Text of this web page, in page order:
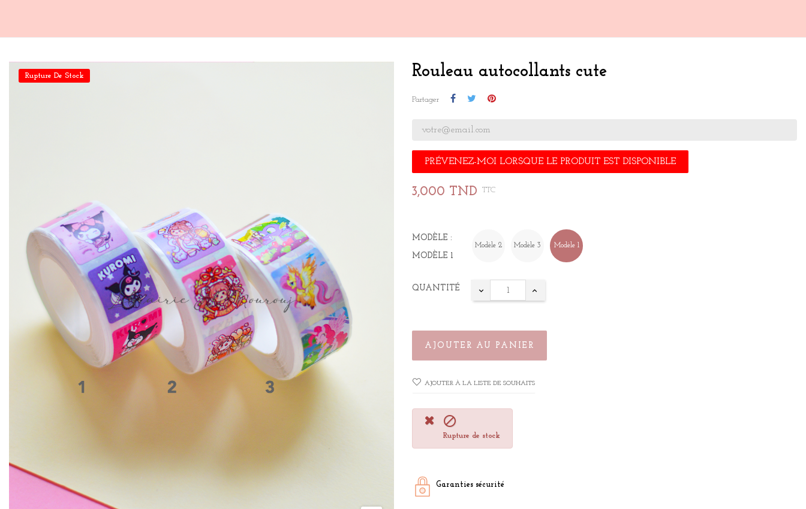
Rupture De Stock Rouleau autocollants cute
Partager
PRÉVENEZ-MOI LORSQUE LE PRODUIT EST DISPONIBLE
3,000 TND TTC
MODÈLE :
MODÈLE 1
Modèle 2 Modèle 3 Modèle 1
QUANTITÉ
AJOUTER AU PANIER
AJOUTER À LA LISTE DE SOUHAITS

Rupture de stock
Garanties sécurité